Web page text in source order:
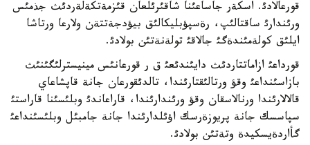
قورعالادئ. اسكةر جاساعئنا شاقئرئلعان قئزمةتكةلةردئث جذمئس
ورئندارئ ساقتالئپ، رةسپؤبليكالئق بيؤدجةتتةن ولارعا ورتاشا
ايلئق كولةمئندةگئ جالاقئ تولةنةتئن بولادئ.
قورداعئ ازاماتتاردئث دايئندئعئ ق ر قورعانئس مينيسترلئگئنئث
بازاسئنداعئ وقؤ ورتالئقتارئندا، تالدئقورعان جانة قاپشاعاي
قالالارئندا ورنالاسقان وقؤ ورئندارئندا، قاراعاندئ وبلئسئنا قاراستئ
سپاسسك جانة پريوزةرسك اؤئلدارئندا جانة جامبئل وبلئسئنداعئ
گأاردةيسكيدة وتةتئن بولادئ.